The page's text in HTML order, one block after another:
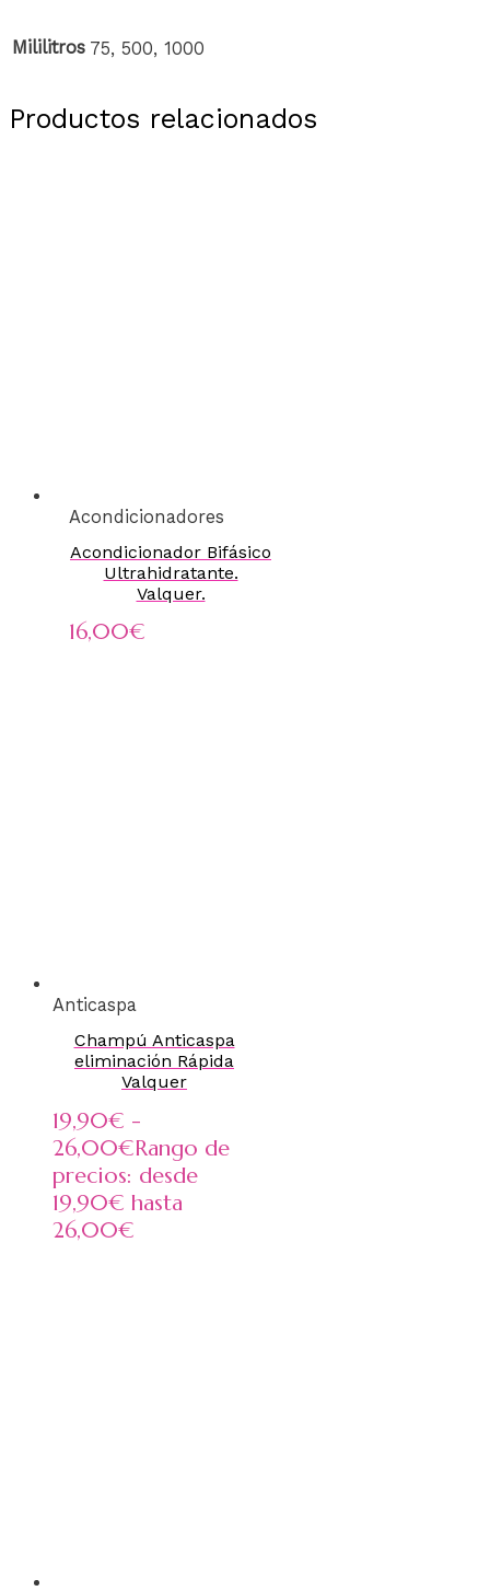
Mililitros 75, 500, 1000
Productos relacionados
Acondicionadores
Acondicionador Bifásico
Ultrahidratante.
Valquer.
16,00€
Anticaspa
Champú Anticaspa
eliminación Rápida
Valquer
19,90€ -
26,00€Rango de
precios: desde
19,90€ hasta
26,00€